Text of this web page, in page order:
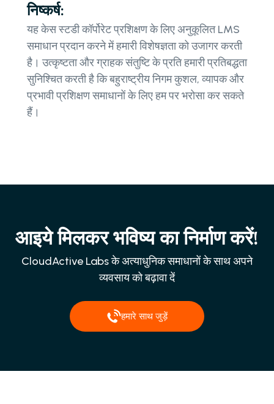
निष्कर्ष:
यह केस स्टडी कॉर्पोरेट प्रशिक्षण के लिए अनुकूलित LMS
समाधान प्रदान करने में हमारी विशेषज्ञता को उजागर करती
है। उत्कृष्टता और ग्राहक संतुष्टि के प्रति हमारी प्रतिबद्धता
सुनिश्चित करती है कि बहुराष्ट्रीय निगम कुशल, व्यापक और
प्रभावी प्रशिक्षण समाधानों के लिए हम पर भरोसा कर सकते
हैं।
आइये मिलकर भविष्य का निर्माण करें!
CloudActive Labs के अत्याधुनिक समाधानों के साथ अपने
व्यवसाय को बढ़ावा दें
हमारे साथ जुड़ें